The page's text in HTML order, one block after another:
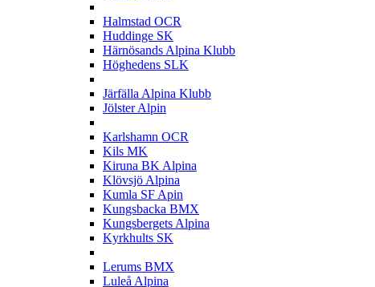
Halmstad OCR
Huddinge SK
Härnösands Alpina Klubb
Höghedens SLK
Järfälla Alpina Klubb
Jölster Alpin
Karlshamn OCR
Kils MK
Kiruna BK Alpina
Klövsjö Alpina
Kumla SF Apin
Kungsbacka BMX
Kungsbergets Alpina
Kyrkhults SK
Lerums BMX
Luleå Alpina